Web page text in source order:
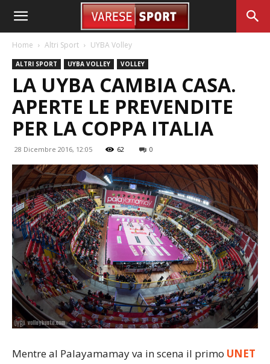
Home Altri Sport UYBA Volley
ALTRI SPORT UYBA VOLLEY VOLLEY
LA UYBA CAMBIA CASA.
APERTE LE PREVENDITE
PER LA COPPA ITALIA
28 Dicembre 2016, 12:05 62 0
Mentre al Palayamamay va in scena il primo UNET